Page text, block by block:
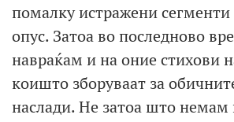
помалку истражени сегменти
опус. Затоа во последново
навраќам и на оние стихови
коишто зборуваат за
наслади. Не затоа што немам